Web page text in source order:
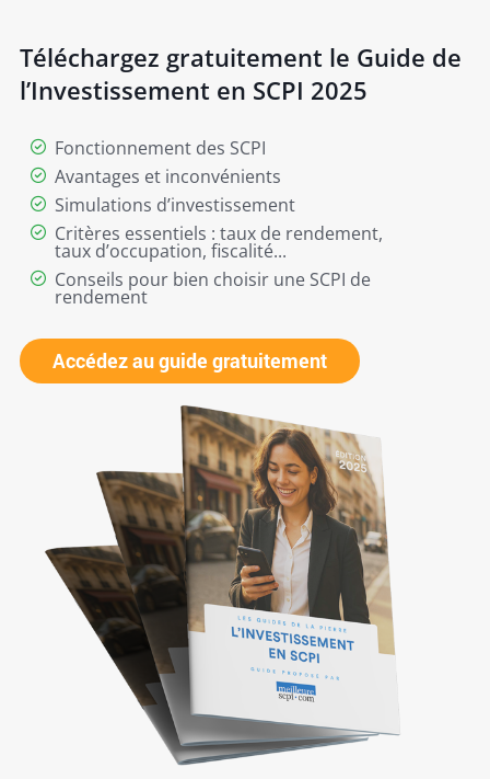
Téléchargez gratuitement le Guide de
l’Investissement en SCPI 2025
Fonctionnement des SCPI
Avantages et inconvénients
Simulations d’investissement
Critères essentiels : taux de rendement,
taux d’occupation, fiscalité...
Conseils pour bien choisir une SCPI de
rendement
Accédez au guide gratuitement